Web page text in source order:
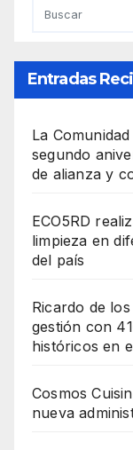
Entradas
La
segundo
de alianza y
ECO5RD
limpieza en
del país
Ricardo de
gestión con
históricos en
Cosmos
nueva